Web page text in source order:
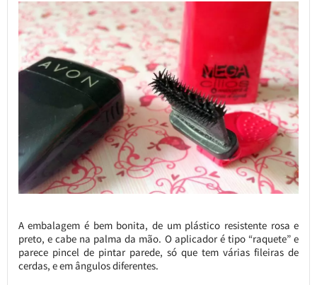
A embalagem é bem bonita, de um plástico resistente rosa e
preto, e cabe na palma da mão. O aplicador é tipo “raquete” e
parece pincel de pintar parede, só que tem várias fileiras de
cerdas, e em ângulos diferentes.